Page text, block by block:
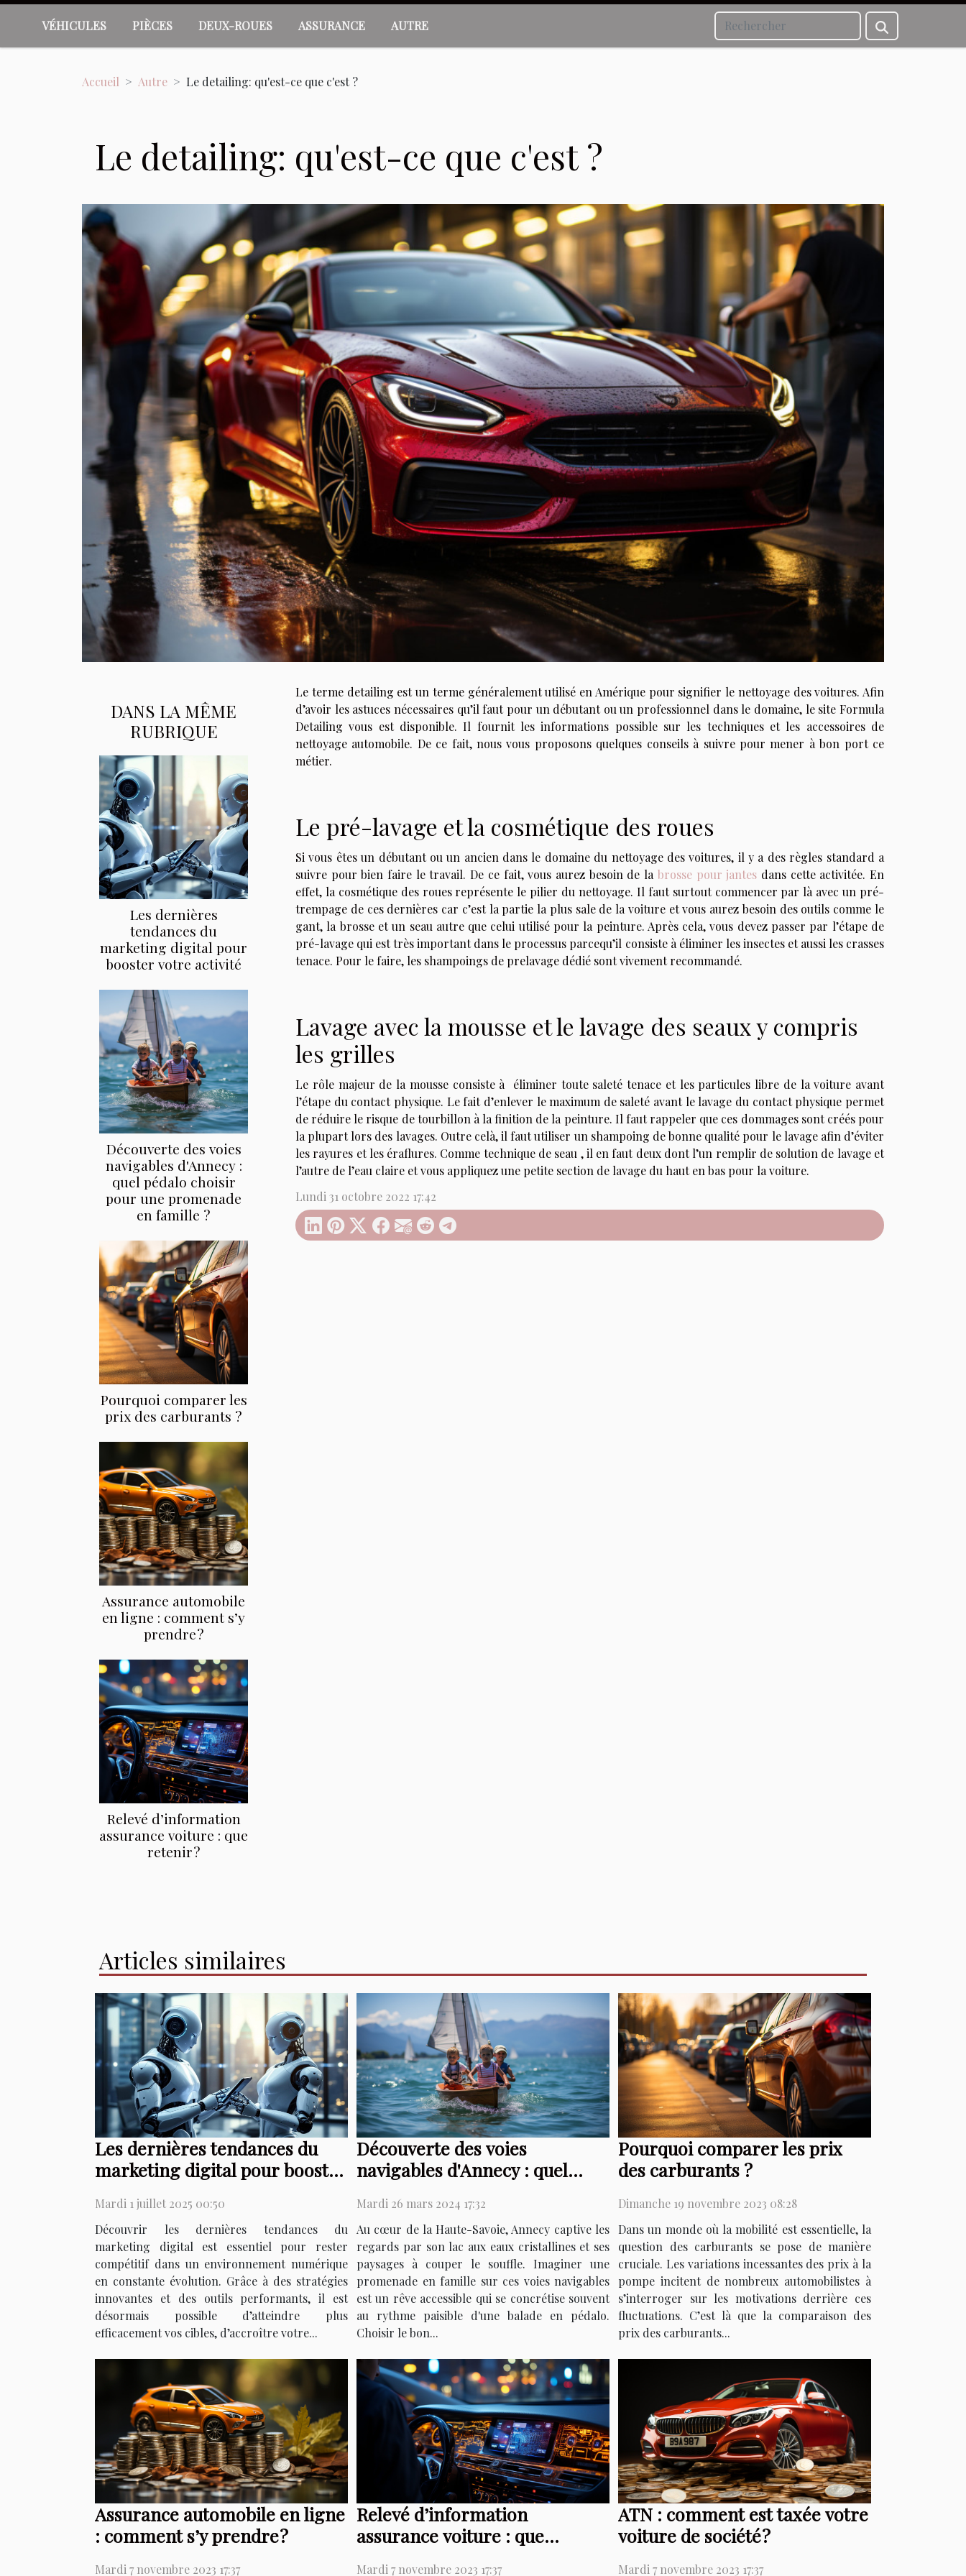
VÉHICULES PIÈCES DEUX-ROUES ASSURANCE AUTRE
Accueil Autre Le detailing: qu'est-ce que c'est ?
Le detailing: qu'est-ce que c'est ?
DANS LA MÊME
RUBRIQUE
Les dernières
tendances du
marketing digital pour
booster votre activité
Découverte des voies
navigables d'Annecy :
quel pédalo choisir
pour une promenade
en famille ?
Pourquoi comparer les
prix des carburants ?
Assurance automobile
en ligne : comment s’y
prendre ?
Relevé d’information
assurance voiture : que
retenir ?
Le terme detailing est un terme généralement utilisé en Amérique pour signifier le nettoyage des voitures. Afin
d’avoir les astuces nécessaires qu’il faut pour un débutant ou un professionnel dans le domaine, le site Formula
Detailing vous est disponible. Il fournit les informations possible sur les techniques et les accessoires de
nettoyage automobile. De ce fait, nous vous proposons quelques conseils à suivre pour mener à bon port ce
métier.
Le pré-lavage et la cosmétique des roues
Si vous êtes un débutant ou un ancien dans le domaine du nettoyage des voitures, il y a des règles standard a
suivre pour bien faire le travail. De ce fait, vous aurez besoin de la brosse pour jantes dans cette activitée. En
effet, la cosmétique des roues représente le pilier du nettoyage. Il faut surtout commencer par là avec un pré-
trempage de ces dernières car c’est la partie la plus sale de la voiture et vous aurez besoin des outils comme le
gant, la brosse et un seau autre que celui utilisé pour la peinture. Après cela, vous devez passer par l’étape de
pré-lavage qui est très important dans le processus parcequ’il consiste à éliminer les insectes et aussi les crasses
tenace. Pour le faire, les shampoings de prelavage dédié sont vivement recommandé.
Lavage avec la mousse et le lavage des seaux y compris
les grilles
Le rôle majeur de la mousse consiste à éliminer toute saleté tenace et les particules libre de la voiture avant
l’étape du contact physique. Le fait d’enlever le maximum de saleté avant le lavage du contact physique permet
de réduire le risque de tourbillon à la finition de la peinture. Il faut rappeler que ces dommages sont créés pour
la plupart lors des lavages. Outre celà, il faut utiliser un shampoing de bonne qualité pour le lavage afin d’éviter
les rayures et les éraflures. Comme technique de seau , il en faut deux dont l’un remplir de solution de lavage et
l’autre de l’eau claire et vous appliquez une petite section de lavage du haut en bas pour la voiture.
Lundi 31 octobre 2022 17:42
Articles similaires
Les dernières tendances du
marketing digital pour booster
Mardi 1 juillet 2025 00:50
Découvrir les dernières tendances du
marketing digital est essentiel pour rester
compétitif dans un environnement numérique
en constante évolution. Grâce à des stratégies
innovantes et des outils performants, il est
désormais possible d’atteindre plus
efficacement vos cibles, d’accroître votre...
Découverte des voies
navigables d'Annecy : quel
promenade en famille ?
Mardi 26 mars 2024 17:32
Au cœur de la Haute-Savoie, Annecy captive les
regards par son lac aux eaux cristallines et ses
paysages à couper le souffle. Imaginer une
promenade en famille sur ces voies navigables
est un rêve accessible qui se concrétise souvent
au rythme paisible d'une balade en pédalo.
Choisir le bon...
Pourquoi comparer les prix
des carburants ?
Dimanche 19 novembre 2023 08:28
Dans un monde où la mobilité est essentielle, la
question des carburants se pose de manière
cruciale. Les variations incessantes des prix à la
pompe incitent de nombreux automobilistes à
s’interroger sur les motivations derrière ces
fluctuations. C’est là que la comparaison des
prix des carburants...
Assurance automobile en ligne
: comment s’y prendre ?
Mardi 7 novembre 2023 17:37
Relevé d’information
assurance voiture : que
Mardi 7 novembre 2023 17:37
ATN : comment est taxée votre
voiture de société ?
Mardi 7 novembre 2023 17:37